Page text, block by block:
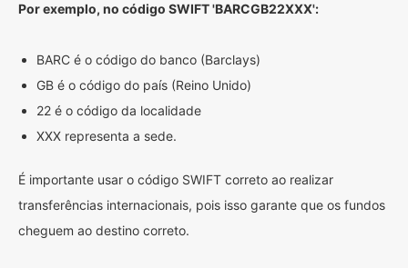
Por exemplo, no código SWIFT 'BARCGB22XXX':
BARC é o código do banco (Barclays)
GB é o código do país (Reino Unido)
22 é o código da localidade
XXX representa a sede.
É importante usar o código SWIFT correto ao realizar
transferências internacionais, pois isso garante que os fundos
cheguem ao destino correto.